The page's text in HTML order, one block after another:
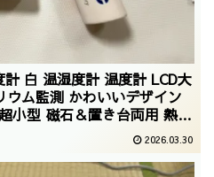
白 温湿度計 温度計 LCD大
ム監測 かわいいデザイン
小型 磁石＆置き台両用 熱中
2026.03.30